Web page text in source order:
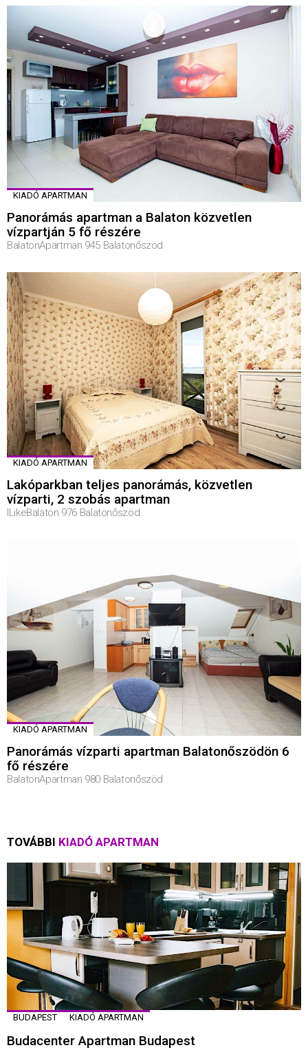
KIADÓ APARTMAN
Panorámás apartman a Balaton közvetlen
vízpartján 5 fő részére
BalatonApartman 945 Balatonőszöd
KIADÓ APARTMAN
Lakóparkban teljes panorámás, közvetlen
vízparti, 2 szobás apartman
ILikeBalaton 976 Balatonőszöd
KIADÓ APARTMAN
Panorámás vízparti apartman Balatonőszödön 6
fő részére
BalatonApartman 980 Balatonőszöd
TOVÁBBI KIADÓ APARTMAN
BUDAPEST KIADÓ APARTMAN
Budacenter Apartman Budapest